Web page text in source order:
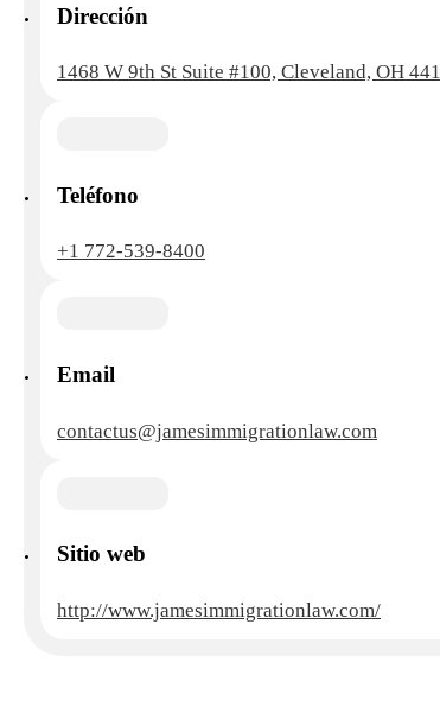
Dirección
1468 W 9th St Suite #100, Cleveland, OH
Teléfono
+1 772-539-8400
Email
contactus@jamesimmigrationlaw.com
Sitio web
http://www.jamesimmigrationlaw.com/